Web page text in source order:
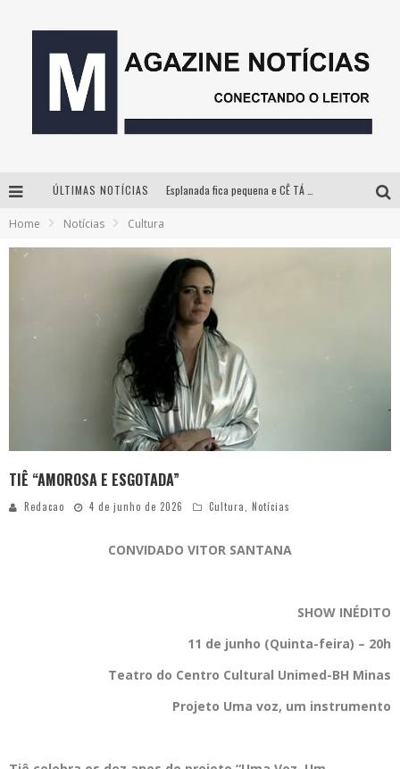
ÚLTIMAS NOTÍCIAS
Home Notícias Cultura
TIÊ “AMOROSA E ESGOTADA”
Redacao 4 de junho de 2026 Cultura, Notícias
CONVIDADO VITOR SANTANA
SHOW INÉDITO
11 de junho (Quinta-feira) – 20h
Teatro do Centro Cultural Unimed-BH Minas
Projeto Uma voz, um instrumento